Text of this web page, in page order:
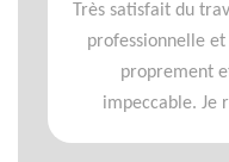
Très satisfait du
professionnelle
proprement
impeccable. Je